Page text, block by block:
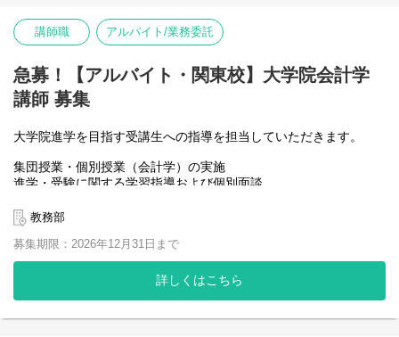
2．学習計画の作成および学習指導、受験指導の実施
3．大学受験に関する情報収集
講師職 アルバイト/業務委託
急募！【アルバイト・関東校】大学院会計学
講師 募集
大学院進学を目指す受講生への指導を担当していただきます。
集団授業・個別授業（会計学）の実施
進学・受験に関する学習指導および個別面談
大学院入試に向けた模擬面接の実施
【担当科目】
教務部
募集期限：2026年12月31日まで
詳しくはこちら